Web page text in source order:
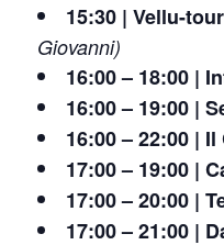
15:30 | Vellu-tour
Giovanni)
16:00 – 18:00 |
16:00 – 19:00 |
16:00 – 22:00 |
17:00 – 19:00 |
17:00 – 20:00 |
17:00 – 21:00 |